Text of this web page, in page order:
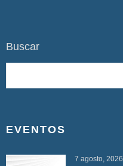
Buscar
EVENTOS
7 agosto, 2026